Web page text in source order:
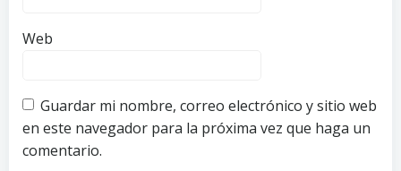
Web
Guardar mi nombre, correo electrónico y sitio web
en este navegador para la próxima vez que haga un
comentario.